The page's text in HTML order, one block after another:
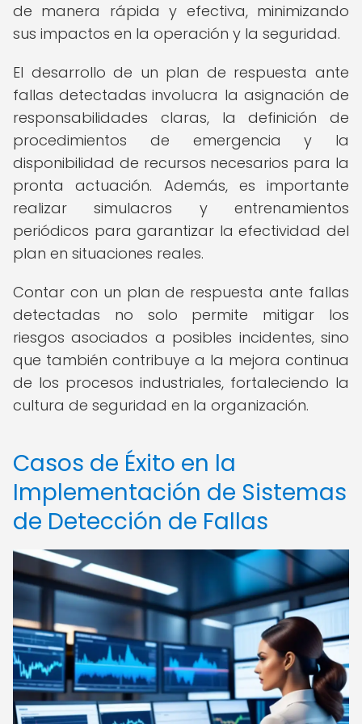
de manera rápida y efectiva, minimizando
sus impactos en la operación y la seguridad.
El desarrollo de un plan de respuesta ante
fallas detectadas involucra la asignación de
responsabilidades claras, la definición de
procedimientos de emergencia y la
disponibilidad de recursos necesarios para la
pronta actuación. Además, es importante
realizar simulacros y entrenamientos
periódicos para garantizar la efectividad del
plan en situaciones reales.
Contar con un plan de respuesta ante fallas
detectadas no solo permite mitigar los
riesgos asociados a posibles incidentes, sino
que también contribuye a la mejora continua
de los procesos industriales, fortaleciendo la
cultura de seguridad en la organización.
Casos de Éxito en la
Implementación de Sistemas
de Detección de Fallas